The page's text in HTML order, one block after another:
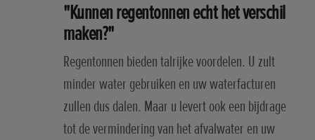
"Kunnen regentonnen echt het verschil
maken?"
Regentonnen bieden talrijke voordelen. U zult
minder water gebruiken en uw waterfacturen
zullen dus dalen. Maar u levert ook een bijdrage
tot de vermindering van het afvalwater en uw